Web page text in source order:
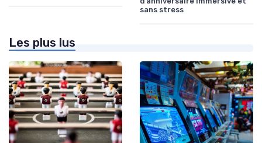
sans stress
Les plus lus